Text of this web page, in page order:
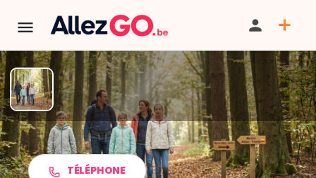
Marche ADEPS à BIERSET
TÉLÉPHONE